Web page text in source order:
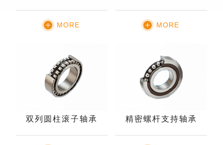
MORE MORE
双列圆柱滚子轴承 精密螺杆支持轴承